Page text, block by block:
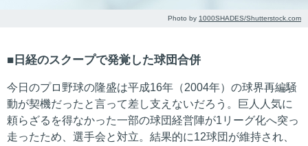
Photo by 1000SHADES/Shutterstock.com
日経のスクープで発覚した球団合併
今日のプロ野球の隆盛は平成16年（2004年）の球界再編騒
動が契機だったと言って差し支えないだろう。巨人人気に
頼らざるを得なかった一部の球団経営陣が1リーグ化へ突っ
走ったため、選手会と対立。結果的に12球団が維持され、